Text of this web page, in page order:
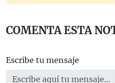
COMENTA ESTA
Escribe tu mensaje